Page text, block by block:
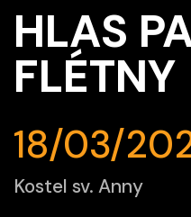
HLAS
FLÉTNY
18/03/
Kostel sv. Anny